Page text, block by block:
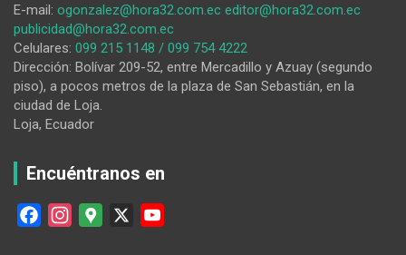
promoverá
turismo
y
deporte
en
E-mail: ogonzalez@hora32.com.ec editor@hora32.com.ec
publicidad@hora32.com.ec
Celulares: 099 215 1148 / 099 754 4222
Dirección: Bolívar 209-52, entre Mercadillo y Azuay (segundo
piso), a pocos metros de la plaza de San Sebastián, en la
ciudad de Loja.
Loja, Ecuador
Encuéntranos en